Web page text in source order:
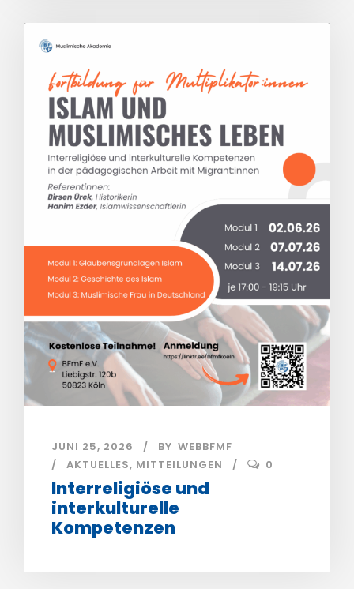
JUNI 25, 2026 BY WEBBFMF
AKTUELLES, MITTEILUNGEN 0
Interreligiöse und
interkulturelle
Kompetenzen